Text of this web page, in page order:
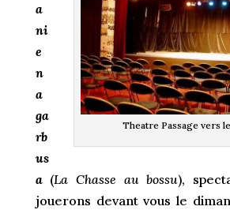
Theatre Passage vers
a
ni
e
n
a
ga
rb
us
a(La Chasse au bossu),
jouerons devant vous le